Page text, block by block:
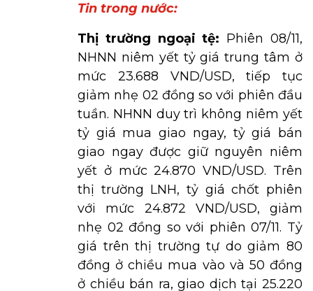
Tin trong nước:
Thị trường ngoại tệ: Phiên 08/11,
NHNN niêm yết tỷ giá trung tâm ở
mức 23.688 VND/USD, tiếp tục
giảm nhẹ 02 đồng so với phiên đầu
tuần. NHNN duy trì không niêm yết
tỷ giá mua giao ngay, tỷ giá bán
giao ngay được giữ nguyên niêm
yết ở mức 24.870 VND/USD. Trên
thị trường LNH, tỷ giá chốt phiên
với mức 24.872 VND/USD, giảm
nhẹ 02 đồng so với phiên 07/11. Tỷ
giá trên thị trường tự do giảm 80
đồng ở chiều mua vào và 50 đồng
ở chiều bán ra, giao dịch tại 25.220